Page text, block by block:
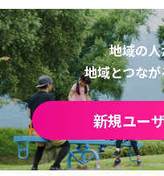
地域の
地域とつな
新規ユー